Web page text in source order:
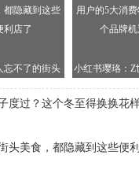
忘不了的街头
隐藏到这些便
利店了
小红书璎珞：Z
的5大消费特
牌机遇
度过？这个冬至得换换花
头美食，都隐藏到这些便